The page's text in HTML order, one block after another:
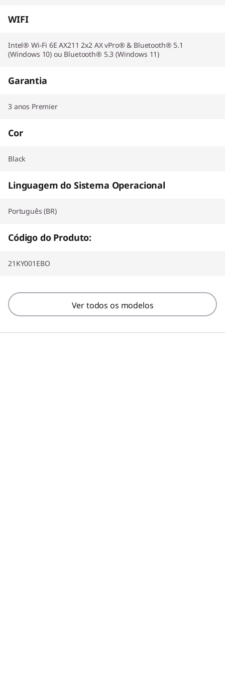
WIFI
Intel® Wi-Fi 6E AX211 2x2 AX vPro® & Bluetooth® 5.1
(Windows 10) ou Bluetooth® 5.3 (Windows 11)
Garantia
3 anos Premier
Cor
Black
Linguagem do Sistema Operacional
Português (BR)
Código do Produto:
21KY001EBO
Ver todos os modelos